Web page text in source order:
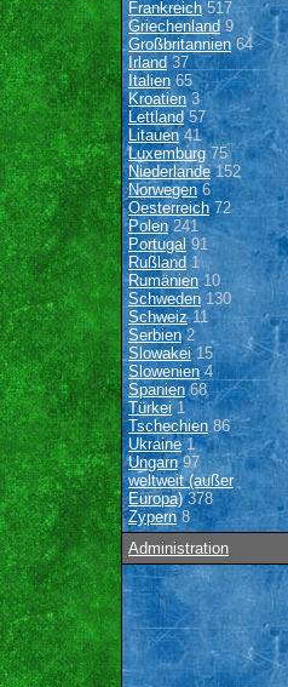
Frankreich517
Griechenland9
Großbritannien64
Irland 37
Italien65
Kroatien3
Lettland57
Litauen41
Luxemburg 75
Niederlande152
Norwegen6
Oesterreich72
Polen 241
Portugal91
Rußland 1
Rumänien10
Schweden 130
Schweiz11
Serbien2
Slowakei15
Slowenien4
Spanien68
Türkei1
Tschechien 86
Ukraine1
Ungarn97
weltweit (außer
Europa)378
Zypern8
Administration